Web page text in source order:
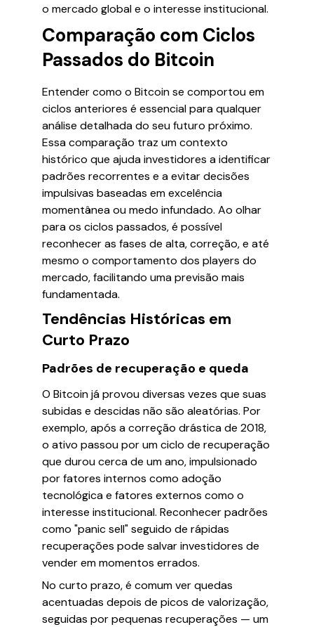
o mercado global e o interesse institucional.
Comparação com Ciclos
Passados do Bitcoin
Entender como o Bitcoin se comportou em
ciclos anteriores é essencial para qualquer
análise detalhada do seu futuro próximo.
Essa comparação traz um contexto
histórico que ajuda investidores a identificar
padrões recorrentes e a evitar decisões
impulsivas baseadas em excelência
momentânea ou medo infundado. Ao olhar
para os ciclos passados, é possível
reconhecer as fases de alta, correção, e até
mesmo o comportamento dos players do
mercado, facilitando uma previsão mais
fundamentada.
Tendências Históricas em
Curto Prazo
Padrões de recuperação e queda
O Bitcoin já provou diversas vezes que suas
subidas e descidas não são aleatórias. Por
exemplo, após a correção drástica de 2018,
o ativo passou por um ciclo de recuperação
que durou cerca de um ano, impulsionado
por fatores internos como adoção
tecnológica e fatores externos como o
interesse institucional. Reconhecer padrões
como "panic sell" seguido de rápidas
recuperações pode salvar investidores de
vender em momentos errados.
No curto prazo, é comum ver quedas
acentuadas depois de picos de valorização,
seguidas por pequenas recuperações — um